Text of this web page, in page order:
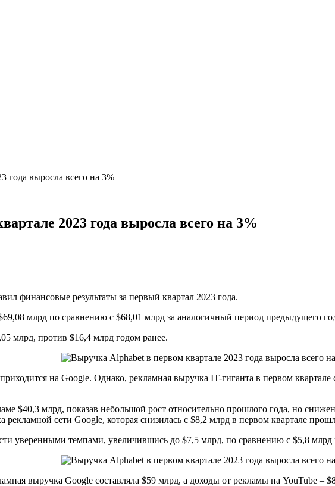
года выросла всего на 3%
2023 года выросла всего на 3%
финансовые результаты за первый квартал 2023 года.
млрд по сравнению с $68,01 млрд за аналогичный период предыдущего
млрд, против $16,4 млрд годом ранее.
на Google. Однако, рекламная выручка IT-гиганта в первом
$40,3 млрд, показав небольшой рост относительно прошлого года, но
сети Google, которая снизилась с $8,2 млрд в первом квартале
уверенными темпами, увеличившись до $7,5 млрд, по сравнению с $5,8 млрд
выручка Google составляла $59 млрд, а доходы от рекламы на YouTube –